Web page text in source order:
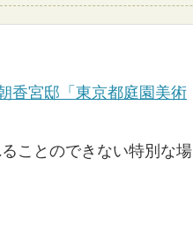
香宮邸「東京都庭園美術
ことのできない特別な場